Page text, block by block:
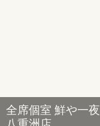
全席個室 鮮や一夜